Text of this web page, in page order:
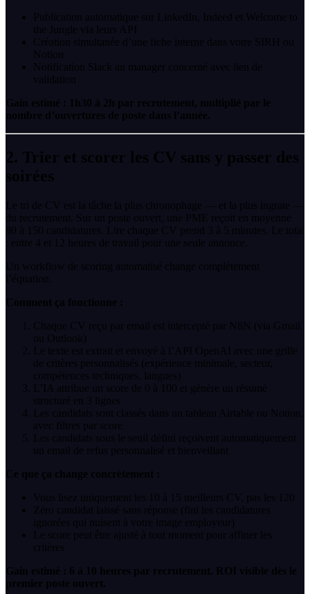
Publication automatique sur LinkedIn, Indeed et Welcome to
the Jungle via leurs API
Création simultanée d’une fiche interne dans votre SIRH ou
Notion
Notification Slack au manager concerné avec lien de
validation
Gain estimé : 1h30 à 2h par recrutement, multiplié par le
nombre d’ouvertures de poste dans l’année.
2. Trier et scorer les CV sans y passer des
soirées
Le tri de CV est la tâche la plus chronophage — et la plus ingrate —
du recrutement. Sur un poste ouvert, une PME reçoit en moyenne
80 à 150 candidatures. Lire chaque CV prend 3 à 5 minutes. Le total
: entre 4 et 12 heures de travail pour une seule annonce.
Un workflow de scoring automatisé change complètement
l’équation.
Comment ça fonctionne :
Chaque CV reçu par email est intercepté par N8N (via Gmail
ou Outlook)
Le texte est extrait et envoyé à l’API OpenAI avec une grille
de critères personnalisés (expérience minimale, secteur,
compétences techniques, langues)
L’IA attribue un score de 0 à 100 et génère un résumé
structuré en 3 lignes
Les candidats sont classés dans un tableau Airtable ou Notion,
avec filtres par score
Les candidats sous le seuil défini reçoivent automatiquement
un email de refus personnalisé et bienveillant
Ce que ça change concrètement :
Vous lisez uniquement les 10 à 15 meilleurs CV, pas les 120
Zéro candidat laissé sans réponse (fini les candidatures
ignorées qui nuisent à votre image employeur)
Le score peut être ajusté à tout moment pour affiner les
critères
Gain estimé : 6 à 10 heures par recrutement. ROI visible dès le
premier poste ouvert.